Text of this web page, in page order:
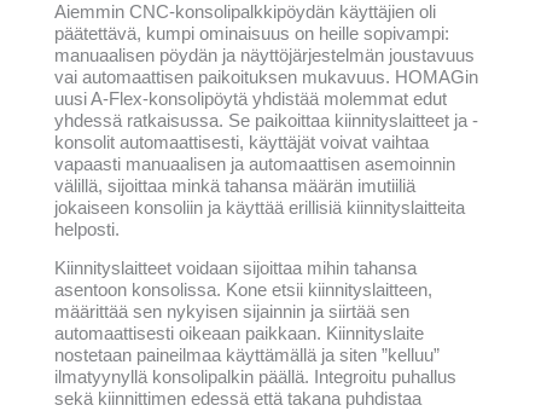
Aiemmin CNC-konsolipalkkipöydän käyttäjien oli
päätettävä, kumpi ominaisuus on heille sopivampi:
manuaalisen pöydän ja näyttöjärjestelmän joustavuus
vai automaattisen paikoituksen mukavuus. HOMAGin
uusi A-Flex-konsolipöytä yhdistää molemmat edut
yhdessä ratkaisussa. Se paikoittaa kiinnityslaitteet ja -
konsolit automaattisesti, käyttäjät voivat vaihtaa
vapaasti manuaalisen ja automaattisen asemoinnin
välillä, sijoittaa minkä tahansa määrän imutiiliä
jokaiseen konsoliin ja käyttää erillisiä kiinnityslaitteita
helposti.
Kiinnityslaitteet voidaan sijoittaa mihin tahansa
asentoon konsolissa. Kone etsii kiinnityslaitteen,
määrittää sen nykyisen sijainnin ja siirtää sen
automaattisesti oikeaan paikkaan. Kiinnityslaite
nostetaan paineilmaa käyttämällä ja siten ”kelluu”
ilmatyynyllä konsolipalkin päällä. Integroitu puhallus
sekä kiinnittimen edessä että takana puhdistaa